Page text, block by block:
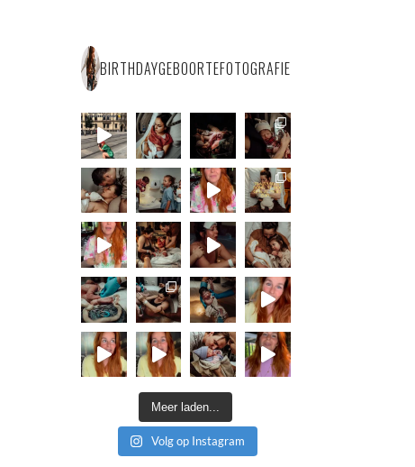
BIRTHDAYGEBOORTEFOTOGRAFIE
Meer laden...
Volg op Instagram